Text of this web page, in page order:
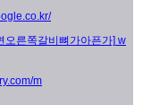
오른쪽갈비뼈가아픈가] w
m